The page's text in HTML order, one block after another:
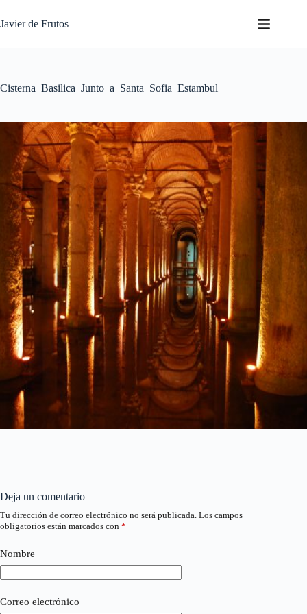
al
contenido
Javier de Frutos
Cisterna_Basilica_Junto_a_Santa_Sofia_Estambul
Deja un comentario
Tu dirección de correo electrónico no será publicada. Los campos
obligatorios están marcados con *
Nombre
Correo electrónico